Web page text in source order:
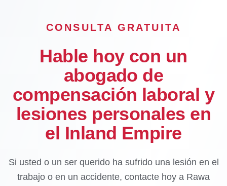
CONSULTA GRATUITA
Hable hoy con un
abogado de
compensación laboral y
lesiones personales en
el Inland Empire
Si usted o un ser querido ha sufrido una lesión en el
trabajo o en un accidente, contacte hoy a Rawa